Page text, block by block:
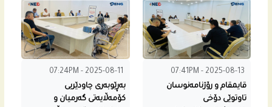
07:41PM - 2025-08-13
قايمقام و رۆژنامه‌نوسان
تاوتوێی دۆخی
07:24PM - 2025-08-11
به‌ڕێوبه‌رى چاودێریی
كۆمه‌ڵایه‌تى گه‌رمیان و